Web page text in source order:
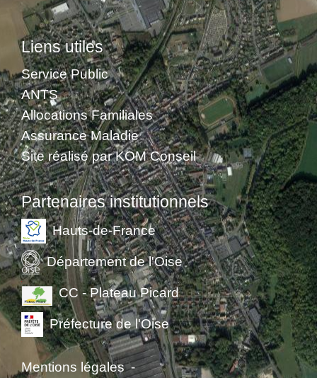
Liens utiles
Service Public
ANTS
Allocations Familiales
Assurance Maladie
Site réalisé par KOM Conseil
Partenaires institutionnels
Hauts-de-France
Département de l'Oise
CC - Plateau Picard
Préfecture de l'Oise
Mentions légales -